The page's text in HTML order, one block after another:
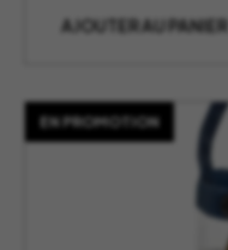
AJOUTER AU PANIER
EN PROMOTION